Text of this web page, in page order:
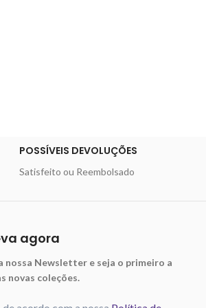
POSSÍVEIS DEVOLUÇÕES
Satisfeito ou Reembolsado
agora
nossa Newsletter e seja o primeiro a
novas coleções.